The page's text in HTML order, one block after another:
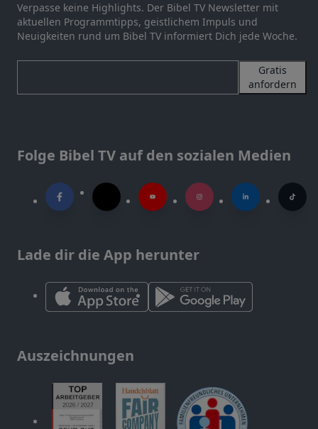
Verpasse keine Highlights. Der Bibel TV Newsletter mit
aktuellen Programmtipps, geistlichem Impuls und
Neuigkeiten rund um Bibel TV informiert Dich jede Woche.
Gratis
anfordern
Folge Bibel TV auf den sozialen Medien
Lade dir die App herunter
Auszeichnungen